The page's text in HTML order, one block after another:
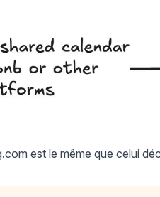
est le même que celui